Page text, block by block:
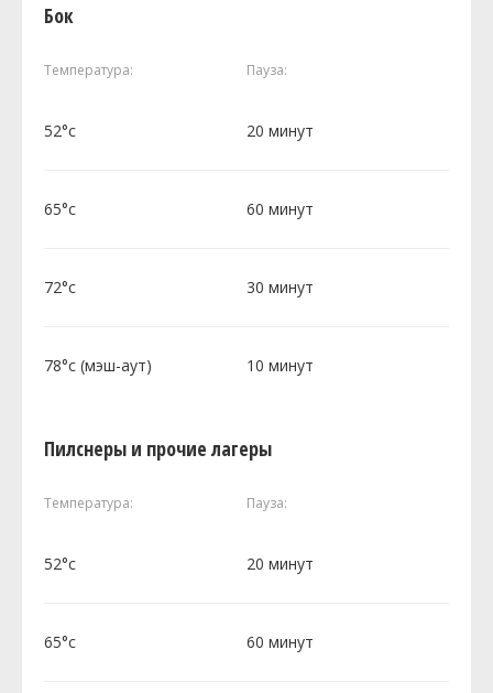
Бок
Температура: Пауза:
52°c 20 минут
65°c 60 минут
72°c 30 минут
78°c (мэш-аут) 10 минут
Пилснеры и прочие лагеры
Температура: Пауза:
52°c 20 минут
65°c 60 минут